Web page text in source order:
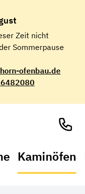
Zeit nicht
Sommerpause
ofenbau.de
Kaminöfen